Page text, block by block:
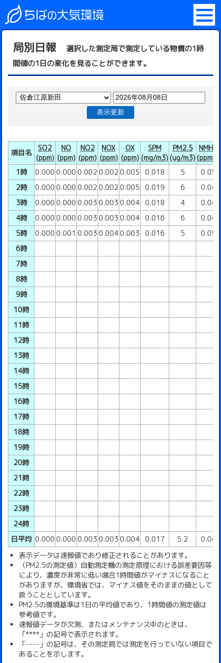
局別日報
選択した測定局で測定している物質の1時
間値の1日の変化を見ることができます。
表示更新
項目名
SO2
(ppm)
NO
(ppm)
NO2
(ppm)
NOX
(ppm)
OX
(ppm)
SPM
(mg/m3)
PM2.5
(ug/m3)
NMHC
(ppmC)
1時
0.000 0.000 0.002 0.002 0.005 0.018 5
0.05
2時
0.000 0.000 0.002 0.002 0.005 0.019 6
0.04
3時
0.000 0.000 0.003 0.003 0.004 0.018 4
0.04
4時
0.000 0.000 0.003 0.003 0.004 0.016 6
0.04
5時
0.000 0.001 0.003 0.0040.003 0.016 5
0.05
6時
7時
8時
9時
10時
11時
12時
13時
14時
15時
16時
17時
18時
19時
20時
21時
22時
23時
24時
日平均 0.000 0.000 0.003 0.003 0.004 0.017 5.2
0.04
表示データは速報値であり修正されることがあります。
（PM2.5の測定値）自動測定機の測定原理における誤差要因等
により、濃度が非常に低い場合1時間値がマイナスになること
がありますが、環境省では、マイナス値をそのままの値として
扱うこととしています。
PM2.5の環境基準は1日の平均値であり、1時間値の測定値は
参考値です。
速報値データが欠測、またはメンテナンス中のときは、
「****」の記号で表示されます。
「----」の記号は、その測定局では測定を行っていない項目で
あることを示します。